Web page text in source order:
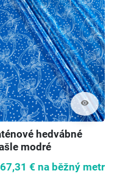
visibility
hedvábné
modré
67,31 € na běžný metr